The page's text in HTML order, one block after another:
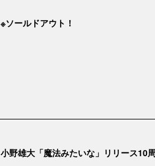
※ソールドアウト！
小野雄大「魔法みたいな」リリース10